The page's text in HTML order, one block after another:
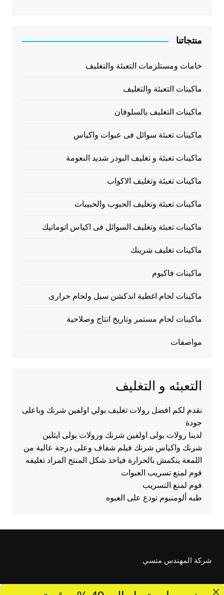
منتجاتنا
خامات ومستلزمات التعبئة والتغليف
ماكينات التعبئة والتغليف
ماكينات التغليف بالسلوفان
ماكينات تعبئة سوائل فى عبوات واكياس
ماكينات تعبئة و تغليف البودر شديد النعومة
ماكينات تعبئة وتغليف الاكواب
ماكينات تعبئة وتغليف الحبوب والحبيبات
ماكينات تعبئة وتغليف السوائل فى اكياس اتوماتيك
ماكينات تغليف شرينك
ماكينات فاكيوم
ماكينات لحام اغطية اندكشن سيل ولحام حرارى
ماكينات لحام مستمر وتاريخ انتاج وصلاحية
مواصفات
التعبئه و التغليف
نقدم لكم افضل رولات تغليف بولي اولفين شرنك وباعلى
جودة
لدينا رولات بولى اولفين شرنك ورولات بولى ايثلين
شرنك واكياس شرنك فيلم شفاف وعلى درجة عالية من
اللمعة ينكمش بالحرارة فياخذ شكل المنتج المراد تغليفه
فوم لمنع تسريب العبوات
فوم لمنع التسريب
طبه ألومنيوم تودع على العبوه
شركة المهندس منسي